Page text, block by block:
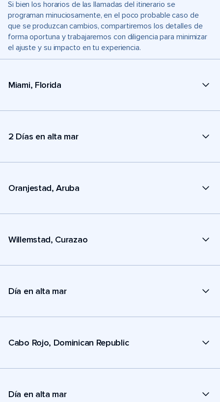
Si bien los horarios de las llamadas del itinerario se
programan minuciosamente, en el poco probable caso de
que se produzcan cambios, compartiremos los detalles de
forma oportuna y trabajaremos con diligencia para minimizar
el ajuste y su impacto en tu experiencia.
Miami, Florida
2 Días en alta mar
Oranjestad, Aruba
Willemstad, Curazao
Día en alta mar
Cabo Rojo, Dominican Republic
Día en alta mar